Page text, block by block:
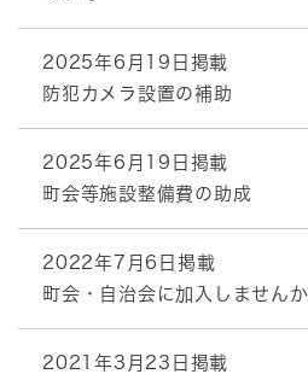
2025年6月19日掲載
防犯カメラ設置の補助
2025年6月19日掲載
町会等施設整備費の助成
2022年7月6日掲載
町会・自治会に加入しませんか
2021年3月23日掲載